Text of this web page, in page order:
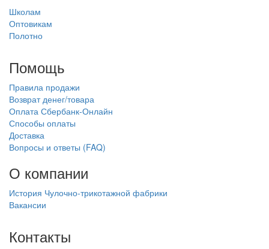
Школам
Оптовикам
Полотно
Помощь
Правила продажи
Возврат денег/товара
Оплата Сбербанк-Онлайн
Способы оплаты
Доставка
Вопросы и ответы (FAQ)
О компании
История Чулочно-трикотажной фабрики
Вакансии
Контакты